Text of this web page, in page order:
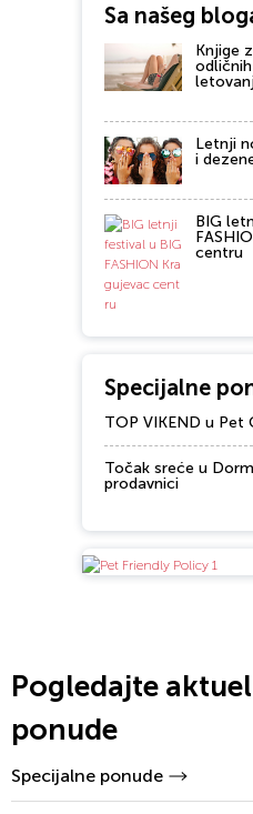
Sa našeg
Knjige
Letnji
i
BIG
centru
Specijalne
TOP VIKEND u Pet
Točak sreće u
prodavnici
Pogledajte
ponude
Specijalne ponude